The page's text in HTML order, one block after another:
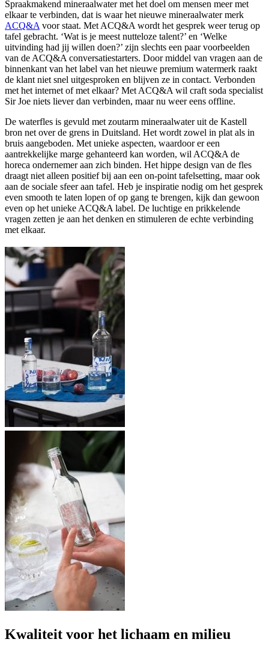
Spraakmakend mineraalwater met het doel om mensen meer met
elkaar te verbinden, dat is waar het nieuwe mineraalwater merk
ACQ&A voor staat. Met ACQ&A wordt het gesprek weer terug op
tafel gebracht. ‘Wat is je meest nutteloze talent?’ en ‘Welke
uitvinding had jij willen doen?’ zijn slechts een paar voorbeelden
van de ACQ&A conversatiestarters. Door middel van vragen aan de
binnenkant van het label van het nieuwe premium watermerk raakt
de klant niet snel uitgesproken en blijven ze in contact. Verbonden
met het internet of met elkaar? Met ACQ&A wil craft soda specialist
Sir Joe niets liever dan verbinden, maar nu weer eens offline.
De waterfles is gevuld met zoutarm mineraalwater uit de Kastell
bron net over de grens in Duitsland. Het wordt zowel in plat als in
bruis aangeboden. Met unieke aspecten, waardoor er een
aantrekkelijke marge gehanteerd kan worden, wil ACQ&A de
horeca ondernemer aan zich binden. Het hippe design van de fles
draagt niet alleen positief bij aan een on-point tafelsetting, maar ook
aan de sociale sfeer aan tafel. Heb je inspiratie nodig om het gesprek
even smooth te laten lopen of op gang te brengen, kijk dan gewoon
even op het unieke ACQ&A label. De luchtige en prikkelende
vragen zetten je aan het denken en stimuleren de echte verbinding
met elkaar.
Kwaliteit voor het lichaam en milieu